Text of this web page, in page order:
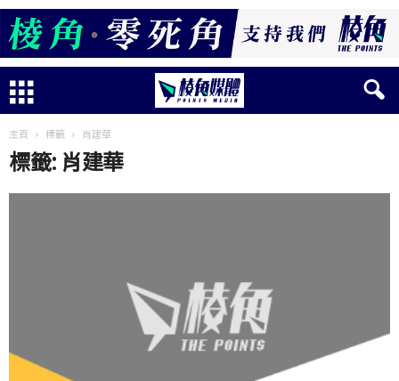
主頁 標籤 肖建華
標籤: 肖建華